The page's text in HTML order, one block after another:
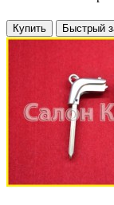
Купить